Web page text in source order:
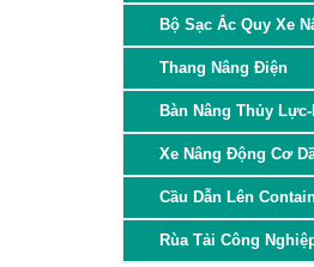
Bộ Sạc Ắc Quy Xe
Thang Nâng Điện
Bàn Nâng Thủy
Xe Nâng Động Cơ
Cầu Dẫn Lên
Rùa Tải Công